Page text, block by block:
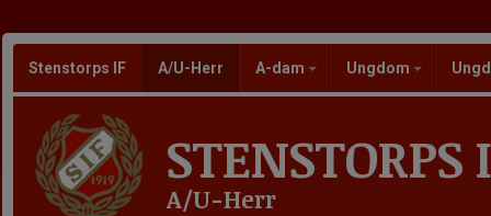
Stenstorps IF A/U-Herr A-dam Ungdom
STENSTORPS
A/U-Herr